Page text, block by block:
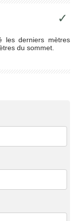
✓
les derniers mètres
du sommet.